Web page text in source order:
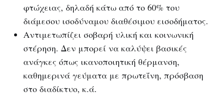
φτώχειας, δηλαδή κάτω από το 60% του
διάμεσου ισοδύναμου διαθέσιμου εισοδήματος.
Αντιμετωπίζει σοβαρή υλική και κοινωνική
στέρηση. Δεν μπορεί να καλύψει βασικές
ανάγκες όπως ικανοποιητική θέρμανση,
καθημερινά γεύματα με πρωτεΐνη, πρόσβαση
στο διαδίκτυο, κ.ά.